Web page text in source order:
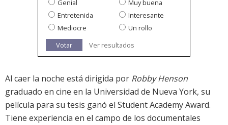
Genial
Muy buena
Entretenida
Interesante
Mediocre
Un rollo
Votar
Ver resultados
Al caer la noche está dirigida por Robby Henson
graduado en cine en la Universidad de Nueva York, su
película para su tesis ganó el Student Academy Award.
Tiene experiencia en el campo de los documentales